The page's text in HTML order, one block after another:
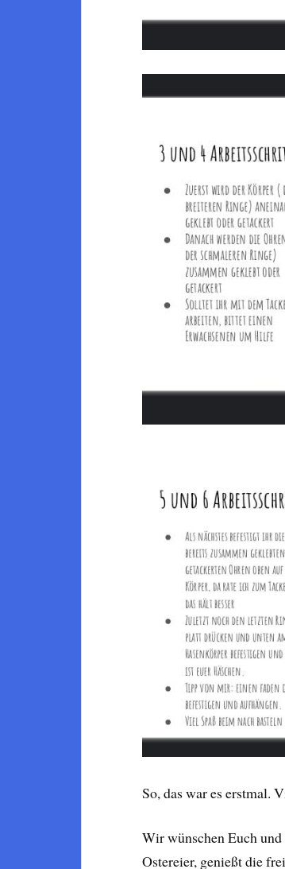
So, das war es erstmal.
Wir wünschen Euch
Ostereier, genießt die